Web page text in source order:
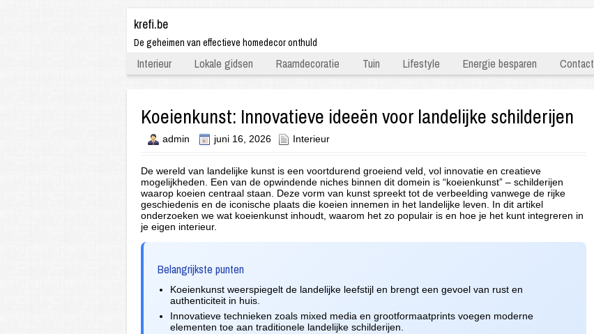
krefi.be
De geheimen van effectieve homedecor onthuld
Interieur Lokale gidsen Raamdecoratie Tuin Lifestyle Energie besparen Contact
Koeienkunst: Innovatieve ideeën voor landelijke schilderijen
admin juni 16, 2026 Interieur
De wereld van landelijke kunst is een voortdurend groeiend veld, vol innovatie en creatieve
mogelijkheden. Een van de opwindende niches binnen dit domein is “koeienkunst” – schilderijen
waarop koeien centraal staan. Deze vorm van kunst spreekt tot de verbeelding vanwege de rijke
geschiedenis en de iconische plaats die koeien innemen in het landelijke leven. In dit artikel
onderzoeken we wat koeienkunst inhoudt, waarom het zo populair is en hoe je het kunt integreren in
je eigen interieur.
Belangrijkste punten
Koeienkunst weerspiegelt de landelijke leefstijl en brengt een gevoel van rust en
authenticiteit in huis.
Innovatieve technieken zoals mixed media en grootformaatprints voegen moderne
elementen toe aan traditionele landelijke schilderijen.